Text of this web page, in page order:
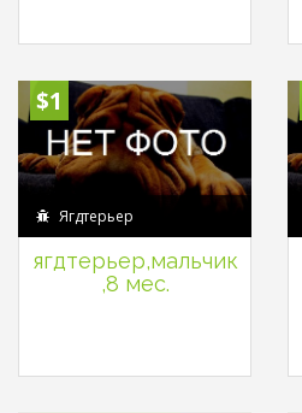
$1
Ягдтерьер
ягдтерьер,мальчик
,8 мес.